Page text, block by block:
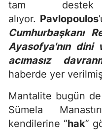
tam
alıyor. Pavlopoulos
Cumhurbaşkanı
Ayasofya'nın dini
acımasız
haberde yer
Mantalite bugün de
Sümela
kendilerine “hak”